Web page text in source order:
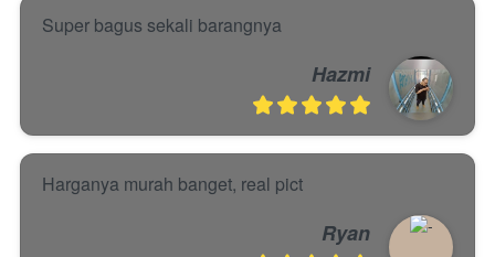
Super bagus sekali barangnya
Hazmi
Harganya murah banget, real pict
Ryan